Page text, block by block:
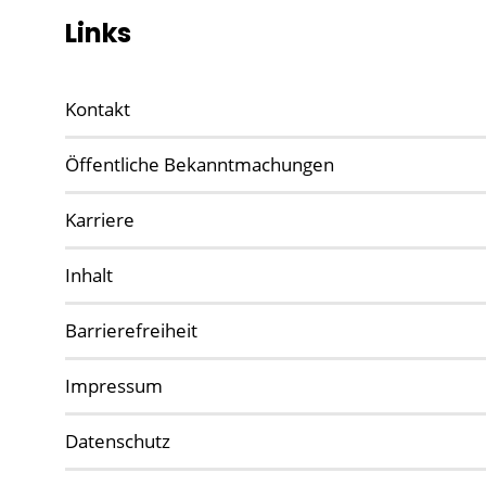
Links
Kontakt
Öffentliche Bekanntmachungen
Karriere
Inhalt
Barrierefreiheit
Impressum
Datenschutz